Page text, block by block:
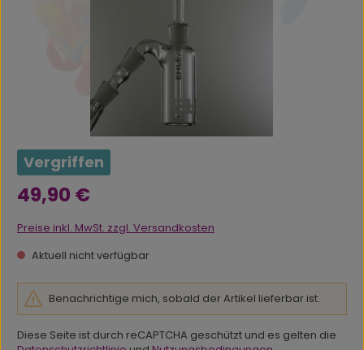
Vergriffen
Regulärer Preis:
49,90 €
Preise inkl. MwSt. zzgl. Versandkosten
Aktuell nicht verfügbar
Benachrichtige mich, sobald der Artikel lieferbar ist.
Diese Seite ist durch reCAPTCHA geschützt und es gelten die